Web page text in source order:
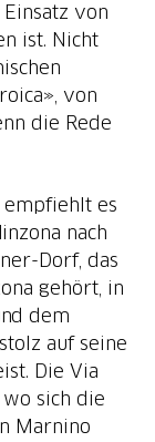
von
ist. Nicht
von
die Rede
empfiehlt es
nach
Dorf, das
gehört, in
dem
auf seine
Die Via
sich die
Marnino